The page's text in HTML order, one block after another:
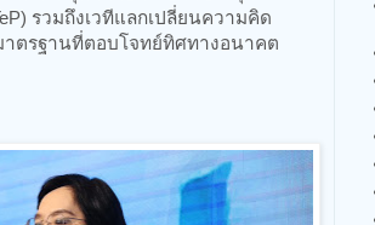
รวมถึงเวทีแลกเปลี่ยนความคิด
ตรฐานที่ตอบโจทย์ทิศทางอนาคต